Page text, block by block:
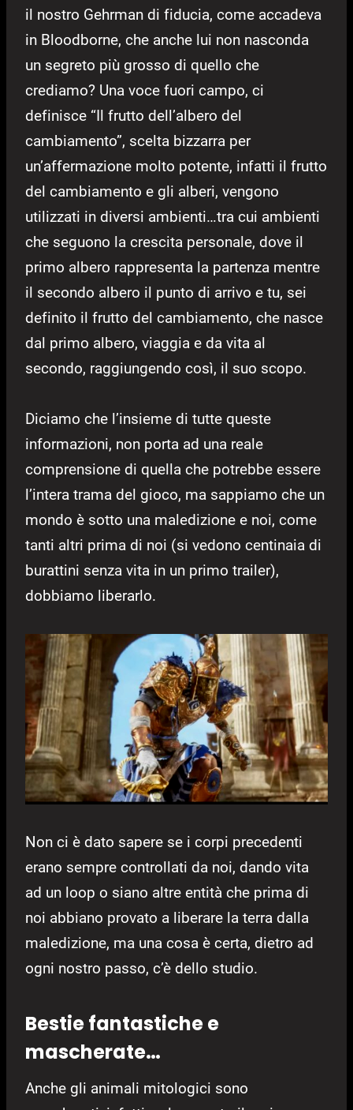
il nostro Gehrman di fiducia, come accadeva
in Bloodborne, che anche lui non nasconda
un segreto più grosso di quello che
crediamo? Una voce fuori campo, ci
definisce “Il frutto dell’albero del
cambiamento”, scelta bizzarra per
un’affermazione molto potente, infatti il frutto
del cambiamento e gli alberi, vengono
utilizzati in diversi ambienti…tra cui ambienti
che seguono la crescita personale, dove il
primo albero rappresenta la partenza mentre
il secondo albero il punto di arrivo e tu, sei
definito il frutto del cambiamento, che nasce
dal primo albero, viaggia e da vita al
secondo, raggiungendo così, il suo scopo.
Diciamo che l’insieme di tutte queste
informazioni, non porta ad una reale
comprensione di quella che potrebbe essere
l’intera trama del gioco, ma sappiamo che un
mondo è sotto una maledizione e noi, come
tanti altri prima di noi (si vedono centinaia di
burattini senza vita in un primo trailer),
dobbiamo liberarlo.
Non ci è dato sapere se i corpi precedenti
erano sempre controllati da noi, dando vita
ad un loop o siano altre entità che prima di
noi abbiano provato a liberare la terra dalla
maledizione, ma una cosa è certa, dietro ad
ogni nostro passo, c’è dello studio.
Bestie fantastiche e
mascherate…
Anche gli animali mitologici sono